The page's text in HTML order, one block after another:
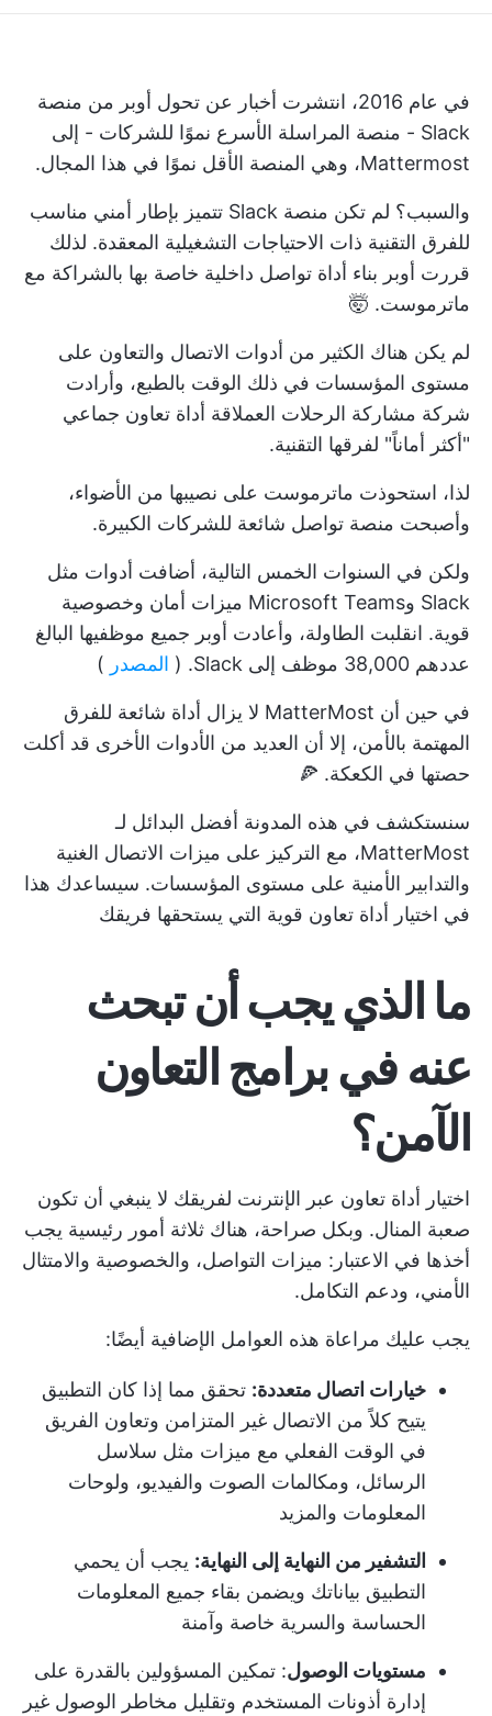
في عام 2016، انتشرت أخبار عن تحول أوبر من منصة
Slack - منصة المراسلة الأسرع نموًا للشركات - إلى
Mattermost، وهي المنصة الأقل نموًا في هذا المجال.
والسبب؟ لم تكن منصة Slack تتميز بإطار أمني مناسب
للفرق التقنية ذات الاحتياجات التشغيلية المعقدة. لذلك
قررت أوبر بناء أداة تواصل داخلية خاصة بها بالشراكة مع
ماترموست. 🤯
لم يكن هناك الكثير من أدوات الاتصال والتعاون على
مستوى المؤسسات في ذلك الوقت بالطبع، وأرادت
شركة مشاركة الرحلات العملاقة أداة تعاون جماعي
"أكثر أماناً" لفرقها التقنية.
لذا، استحوذت ماترموست على نصيبها من الأضواء،
وأصبحت منصة تواصل شائعة للشركات الكبيرة.
ولكن في السنوات الخمس التالية، أضافت أدوات مثل
Slack وMicrosoft Teams ميزات أمان وخصوصية
قوية. انقلبت الطاولة، وأعادت أوبر جميع موظفيها البالغ
عددهم 38,000 موظف إلى Slack. (
المصدر )
في حين أن MatterMost لا يزال أداة شائعة للفرق
المهتمة بالأمن، إلا أن العديد من الأدوات الأخرى قد أكلت
حصتها في الكعكة. 🍕
سنستكشف في هذه المدونة أفضل البدائل لـ
MatterMost، مع التركيز على ميزات الاتصال الغنية
والتدابير الأمنية على مستوى المؤسسات. سيساعدك هذا
في اختيار أداة تعاون قوية التي يستحقها فريقك
ما الذي يجب أن تبحث
عنه في برامج التعاون
الآمن؟
اختيار أداة تعاون عبر الإنترنت لفريقك لا ينبغي أن تكون
صعبة المنال. وبكل صراحة، هناك ثلاثة أمور رئيسية يجب
أخذها في الاعتبار: ميزات التواصل، والخصوصية والامتثال
الأمني، ودعم التكامل.
يجب عليك مراعاة هذه العوامل الإضافية أيضًا:
خيارات اتصال متعددة: تحقق مما إذا كان التطبيق
يتيح كلاً من الاتصال غير المتزامن وتعاون الفريق
في الوقت الفعلي مع ميزات مثل سلاسل
الرسائل، ومكالمات الصوت والفيديو، ولوحات
المعلومات والمزيد
التشفير من النهاية إلى النهاية: يجب أن يحمي
التطبيق بياناتك ويضمن بقاء جميع المعلومات
الحساسة والسرية خاصة وآمنة
مستويات الوصول: تمكين المسؤولين بالقدرة على
إدارة أذونات المستخدم وتقليل مخاطر الوصول غير